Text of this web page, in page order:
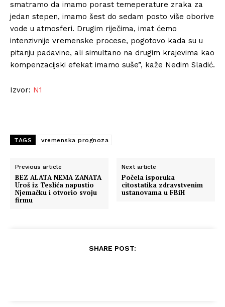
smatramo da imamo porast temeperature zraka za
jedan stepen, imamo šest do sedam posto više oborive
vode u atmosferi. Drugim riječima, imat ćemo
intenzivnije vremenske procese, pogotovo kada su u
pitanju padavine, ali simultano na drugim krajevima kao
kompenzacijski efekat imamo suše”, kaže Nedim Sladić.
Izvor: N1
TAGS vremenska prognoza
Previous article
BEZ ALATA NEMA ZANATA
Uroš iz Teslića napustio
Njemačku i otvorio svoju
firmu
Next article
Počela isporuka
citostatika zdravstvenim
ustanovama u FBiH
SHARE POST: